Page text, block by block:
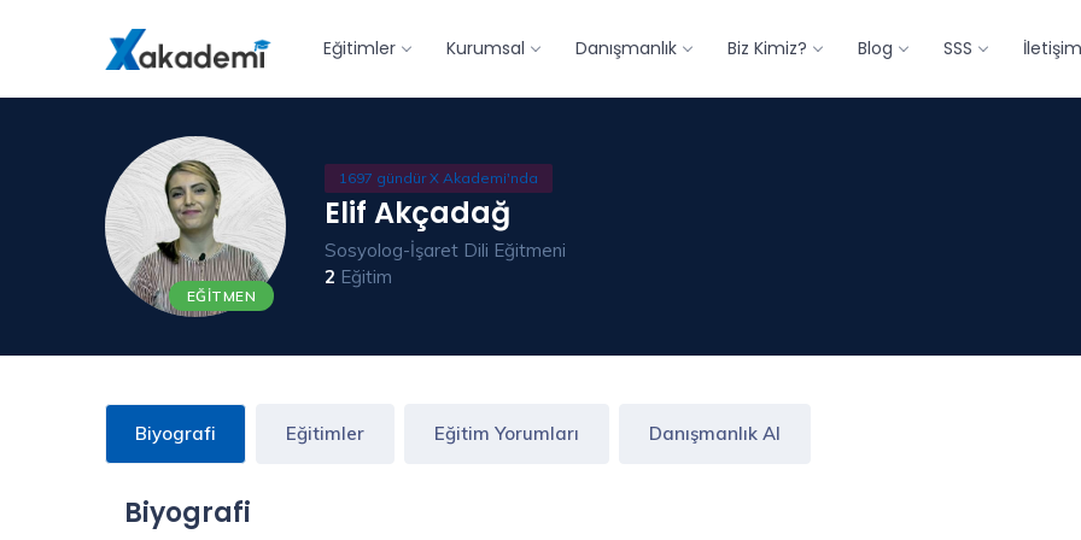
Eğitimler Kurumsal Danışmanlık Biz Kimiz? Blog SSS
EĞITMEN
1697 gündür X Akademi'nda
Elif Akçadağ
Sosyolog-İşaret Dili Eğitmeni
2 Eğitim
Biyografi Eğitimler Eğitim Yorumları Danışmanlık Al
Biyografi